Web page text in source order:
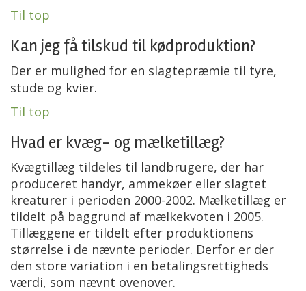
Til top
Kan jeg få tilskud til kødproduktion?
Der er mulighed for en slagtepræmie til tyre,
stude og kvier.
Til top
Hvad er kvæg- og mælketillæg?
Kvægtillæg tildeles til landbrugere, der har
produceret handyr, ammekøer eller slagtet
kreaturer i perioden 2000-2002. Mælketillæg er
tildelt på baggrund af mælkekvoten i 2005.
Tillæggene er tildelt efter produktionens
størrelse i de nævnte perioder. Derfor er der
den store variation i en betalingsrettigheds
værdi, som nævnt ovenover.